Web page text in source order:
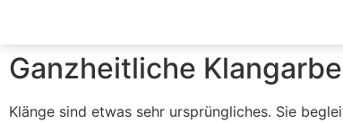
Ganzheitliche
Klänge sind etwas sehr ursprüngliches. Sie